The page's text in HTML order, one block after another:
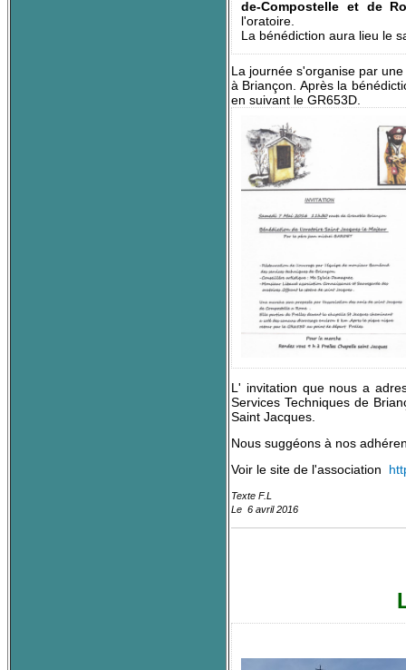
de-Compostelle et de
l'oratoire.
La bénédiction aura lieu le
La journée s'organise par
à Briançon. Après la
en suivant le GR653D.
L' invitation que nous a
Services Techniques de
Saint Jacques.
Nous suggéons à nos
Voir le site de l'association
Texte F.L
Le 6 avril 2016